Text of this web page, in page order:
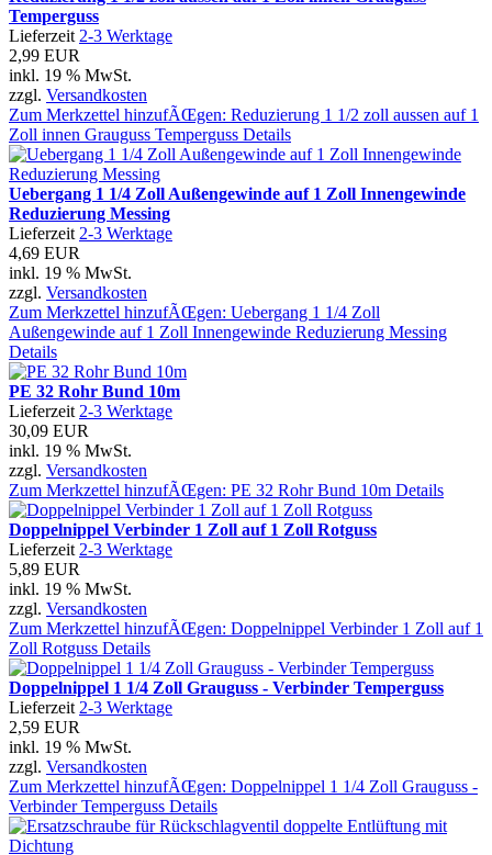
Temperguss
Lieferzeit2-3 Werktage
2,99 EUR
inkl. 19 % MwSt.
zzgl. Versandkosten
Zum Merkzettel hinzufÃŒgen: Reduzierung 1 1/2 zoll aussen auf 1
Zoll innen Grauguss Temperguss Details
Uebergang 1 1/4 Zoll Außengewinde auf 1 Zoll Innengewinde
Reduzierung Messing
Lieferzeit2-3 Werktage
4,69 EUR
inkl. 19 % MwSt.
zzgl. Versandkosten
Zum Merkzettel hinzufÃŒgen: Uebergang 1 1/4 Zoll
Außengewinde auf 1 Zoll Innengewinde Reduzierung Messing
Details
PE 32 Rohr Bund 10m
Lieferzeit2-3 Werktage
30,09 EUR
inkl. 19 % MwSt.
zzgl. Versandkosten
Zum Merkzettel hinzufÃŒgen: PE 32 Rohr Bund 10m Details
Doppelnippel Verbinder 1 Zoll auf 1 Zoll Rotguss
Lieferzeit2-3 Werktage
5,89 EUR
inkl. 19 % MwSt.
zzgl. Versandkosten
Zum Merkzettel hinzufÃŒgen: Doppelnippel Verbinder 1 Zoll auf 1
Zoll Rotguss Details
Doppelnippel 1 1/4 Zoll Grauguss - Verbinder Temperguss
Lieferzeit2-3 Werktage
2,59 EUR
inkl. 19 % MwSt.
zzgl. Versandkosten
Zum Merkzettel hinzufÃŒgen: Doppelnippel 1 1/4 Zoll Grauguss -
Verbinder Temperguss Details